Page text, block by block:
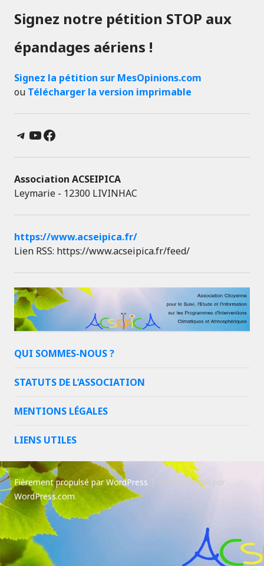
Signez notre pétition STOP aux
épandages aériens !
Signez la pétition sur MesOpinions.com
ou Télécharger la version imprimable
Telegram
YouTube
Facebook
Association ACSEIPICA
Leymarie - 12300 LIVINHAC
https://www.acseipica.fr/
Lien RSS: https://www.acseipica.fr/feed/
QUI SOMMES-NOUS ?
STATUTS DE L’ASSOCIATION
MENTIONS LÉGALES
LIENS UTILES
Fièrement propulsé par WordPress
Thème Goran par
WordPress.com.